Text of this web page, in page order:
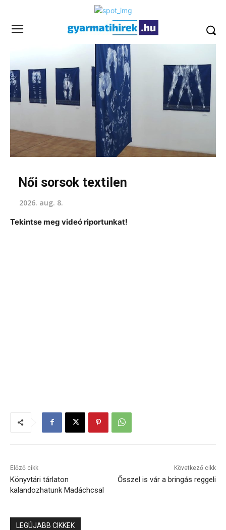
Női sorsok textilen
2026. aug. 8.
Tekintse meg videó riportunkat!
Előző cikk
Könyvtári tárlaton
kalandozhatunk Madáchcsal
Következő cikk
Ősszel is vár a bringás reggeli
LEGÚJABB CIKKEK